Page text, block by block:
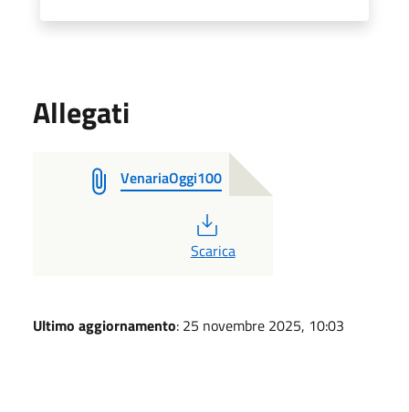
Allegati
VenariaOggi100
PDF
Scarica
Ultimo aggiornamento: 25 novembre 2025, 10:03